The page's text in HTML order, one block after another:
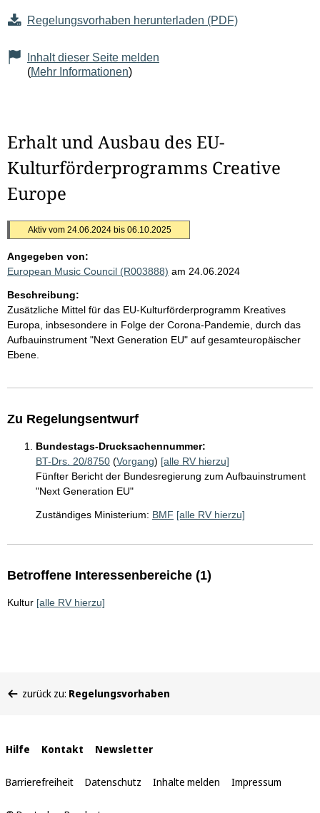
Regelungsvorhaben herunterladen (PDF)
Inhalt dieser Seite melden
(Mehr Informationen)
Erhalt und Ausbau des EU-
Kulturförderprogramms Creative
Europe
Aktiv vom 24.06.2024 bis 06.10.2025
Angegeben von:
European Music Council (R003888) am 24.06.2024
Beschreibung:
Zusätzliche Mittel für das EU-Kulturförderprogramm Kreatives
Europa, inbsesondere in Folge der Corona-Pandemie, durch das
Aufbauinstrument "Next Generation EU" auf gesamteuropäischer
Ebene.
Zu Regelungsentwurf
Bundestags-Drucksachennummer:
BT-Drs. 20/8750 (Vorgang) [alle RV hierzu]
Fünfter Bericht der Bundesregierung zum Aufbauinstrument
"Next Generation EU"
Zuständiges Ministerium: BMF [alle RV hierzu]
Betroffene Interessenbereiche (1)
Kultur [alle RV hierzu]
befinden
zurück zu: Regelungsvorhaben
Interne
Links
Hilfe Kontakt Newsletter
Barrierefreiheit Datenschutz Inhalte melden Impressum